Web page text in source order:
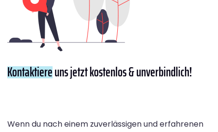
Kontaktiereuns jetzt kostenlos & unverbindlich!
Wenn du nach einem zuverlässigen und erfahrenen